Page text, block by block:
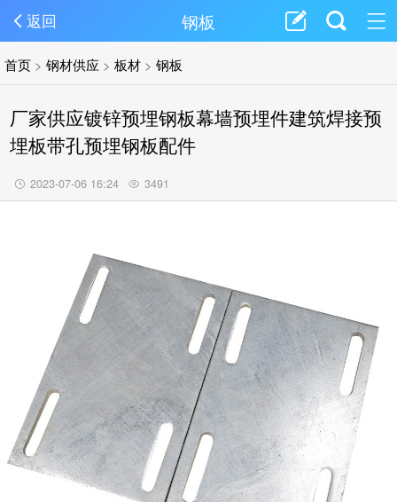
返回 钢板
首页 >钢材供应 >板材 >钢板
厂家供应镀锌预埋钢板幕墙预埋件建筑焊接预
埋板带孔预埋钢板配件
2023-07-06 16:24 3491